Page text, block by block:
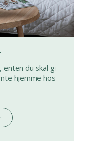
du skal gi
hjemme hos